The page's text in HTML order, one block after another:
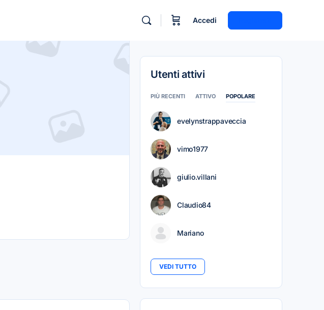
Accedi
Utenti attivi
PIÙ RECENTI ATTIVO POPOLARE
evelynstrappaveccia
vimo1977
giulio.villani
Claudio84
Mariano
VEDI TUTTO